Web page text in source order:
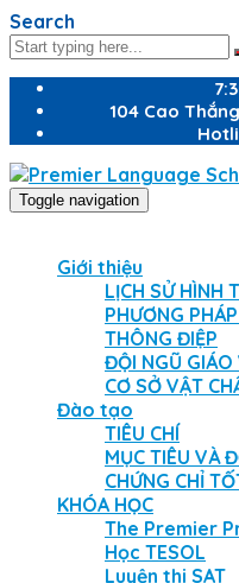
Search
104 Cao
Toggle navigation
Giới thiệu
LỊCH SỬ HÌNH
PHƯƠNG
THÔNG ĐIỆP
ĐỘI NGŨ GIÁO
CƠ SỞ VẬT
Đào tạo
TIÊU CHÍ
MỤC TIÊU VÀ
CHỨNG CHỈ
KHÓA HỌC
The Premier
Học TESOL
Luyện thi SAT